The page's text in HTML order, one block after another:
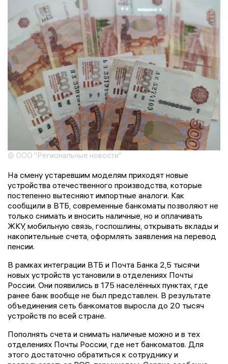
© ООО "Региональные новости"
На смену устаревшим моделям приходят новые
устройства отечественного производства, которые
постепенно вытесняют импортные аналоги. Как
сообщили в ВТБ, современные банкоматы позволяют не
только снимать и вносить наличные, но и оплачивать
ЖКУ, мобильную связь, госпошлины, открывать вклады и
накопительные счета, оформлять заявления на перевод
пенсии.
В рамках интеграции ВТБ и Почта Банка 2,5 тысячи
новых устройств установили в отделениях Почты
России. Они появились в 175 населённых пунктах, где
ранее банк вообще не был представлен. В результате
объединения сеть банкоматов выросла до 20 тысяч
устройств по всей стране.
Пополнять счета и снимать наличные можно и в тех
отделениях Почты России, где нет банкоматов. Для
этого достаточно обратиться к сотруднику и